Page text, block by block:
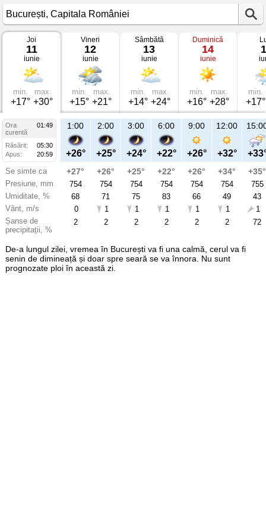
Vremea
București
iunie
2026
Capitala
României
Joi
11
iunie
min.
+17°
max.
+30°
Vineri
12
iunie
min.
+15°
max.
+21°
Sâmbătă
13
iunie
min.
+14°
max.
+24°
Duminică
14
iunie
min.
+16°
max.
+28°
min.
+17°
Ora
01:49
curentă
Răsărit:
05:30
Apus:
20:59
Se simte ca
Presiune, mm
Umiditate, %
Vânt, m/s
Șanse de
precipitații, %
1:00
+26°
+27°
754
68
0
2
2:00
+25°
+26°
754
71
1
2
3:00
+24°
+25°
754
75
1
2
6:00
+22°
+22°
754
83
1
2
9:00
+26°
+26°
754
66
1
2
12:00
+32°
+34°
754
49
1
2
+35°
755
43
1
72
De-a lungul zilei, vremea în București va fi una calmă, cerul va fi
senin de dimineață și doar spre seară se va înnora. Nu sunt
prognozate ploi în această zi.